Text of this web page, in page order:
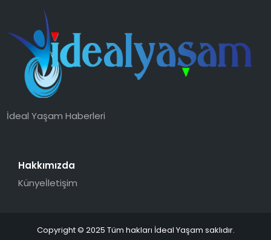
İdeal Yaşam Haberleri
Hakkımızda
Künyeİletişim
Copyright © 2025 Tüm hakları İdeal Yaşam saklıdır.